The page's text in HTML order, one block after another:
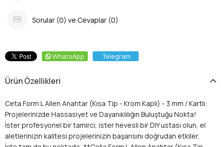
Sorular (0) ve Cevaplar (0)
WhatsApp Telegram
Ürün Özellikleri
Ceta Form L Allen Anahtar (Kısa Tip - Krom Kaplı) - 3 mm / Kartlı:
Projelerinizde Hassasiyet ve Dayanıklılığın Buluştuğu Nokta!
İster profesyonel bir tamirci, ister hevesli bir DIY ustası olun, el
aletlerinizin kalitesi projelerinizin başarısını doğrudan etkiler.